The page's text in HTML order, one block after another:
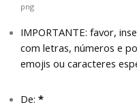
png
IMPORTANTE: favor,
com letras, números e
emojis ou caracteres
De: *